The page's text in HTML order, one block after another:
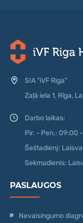
SIA "iVF Riga"
Zaļā iela 1, Rīga,
Darbo laikas:
Pir. - Pen.: 09:00
Šeštadienį:
Sekmadienis:
PASLAUGOS
Nevaisingumo